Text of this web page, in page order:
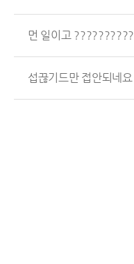
먼 일이고 ??????????
섭끊기드만 접안되네요